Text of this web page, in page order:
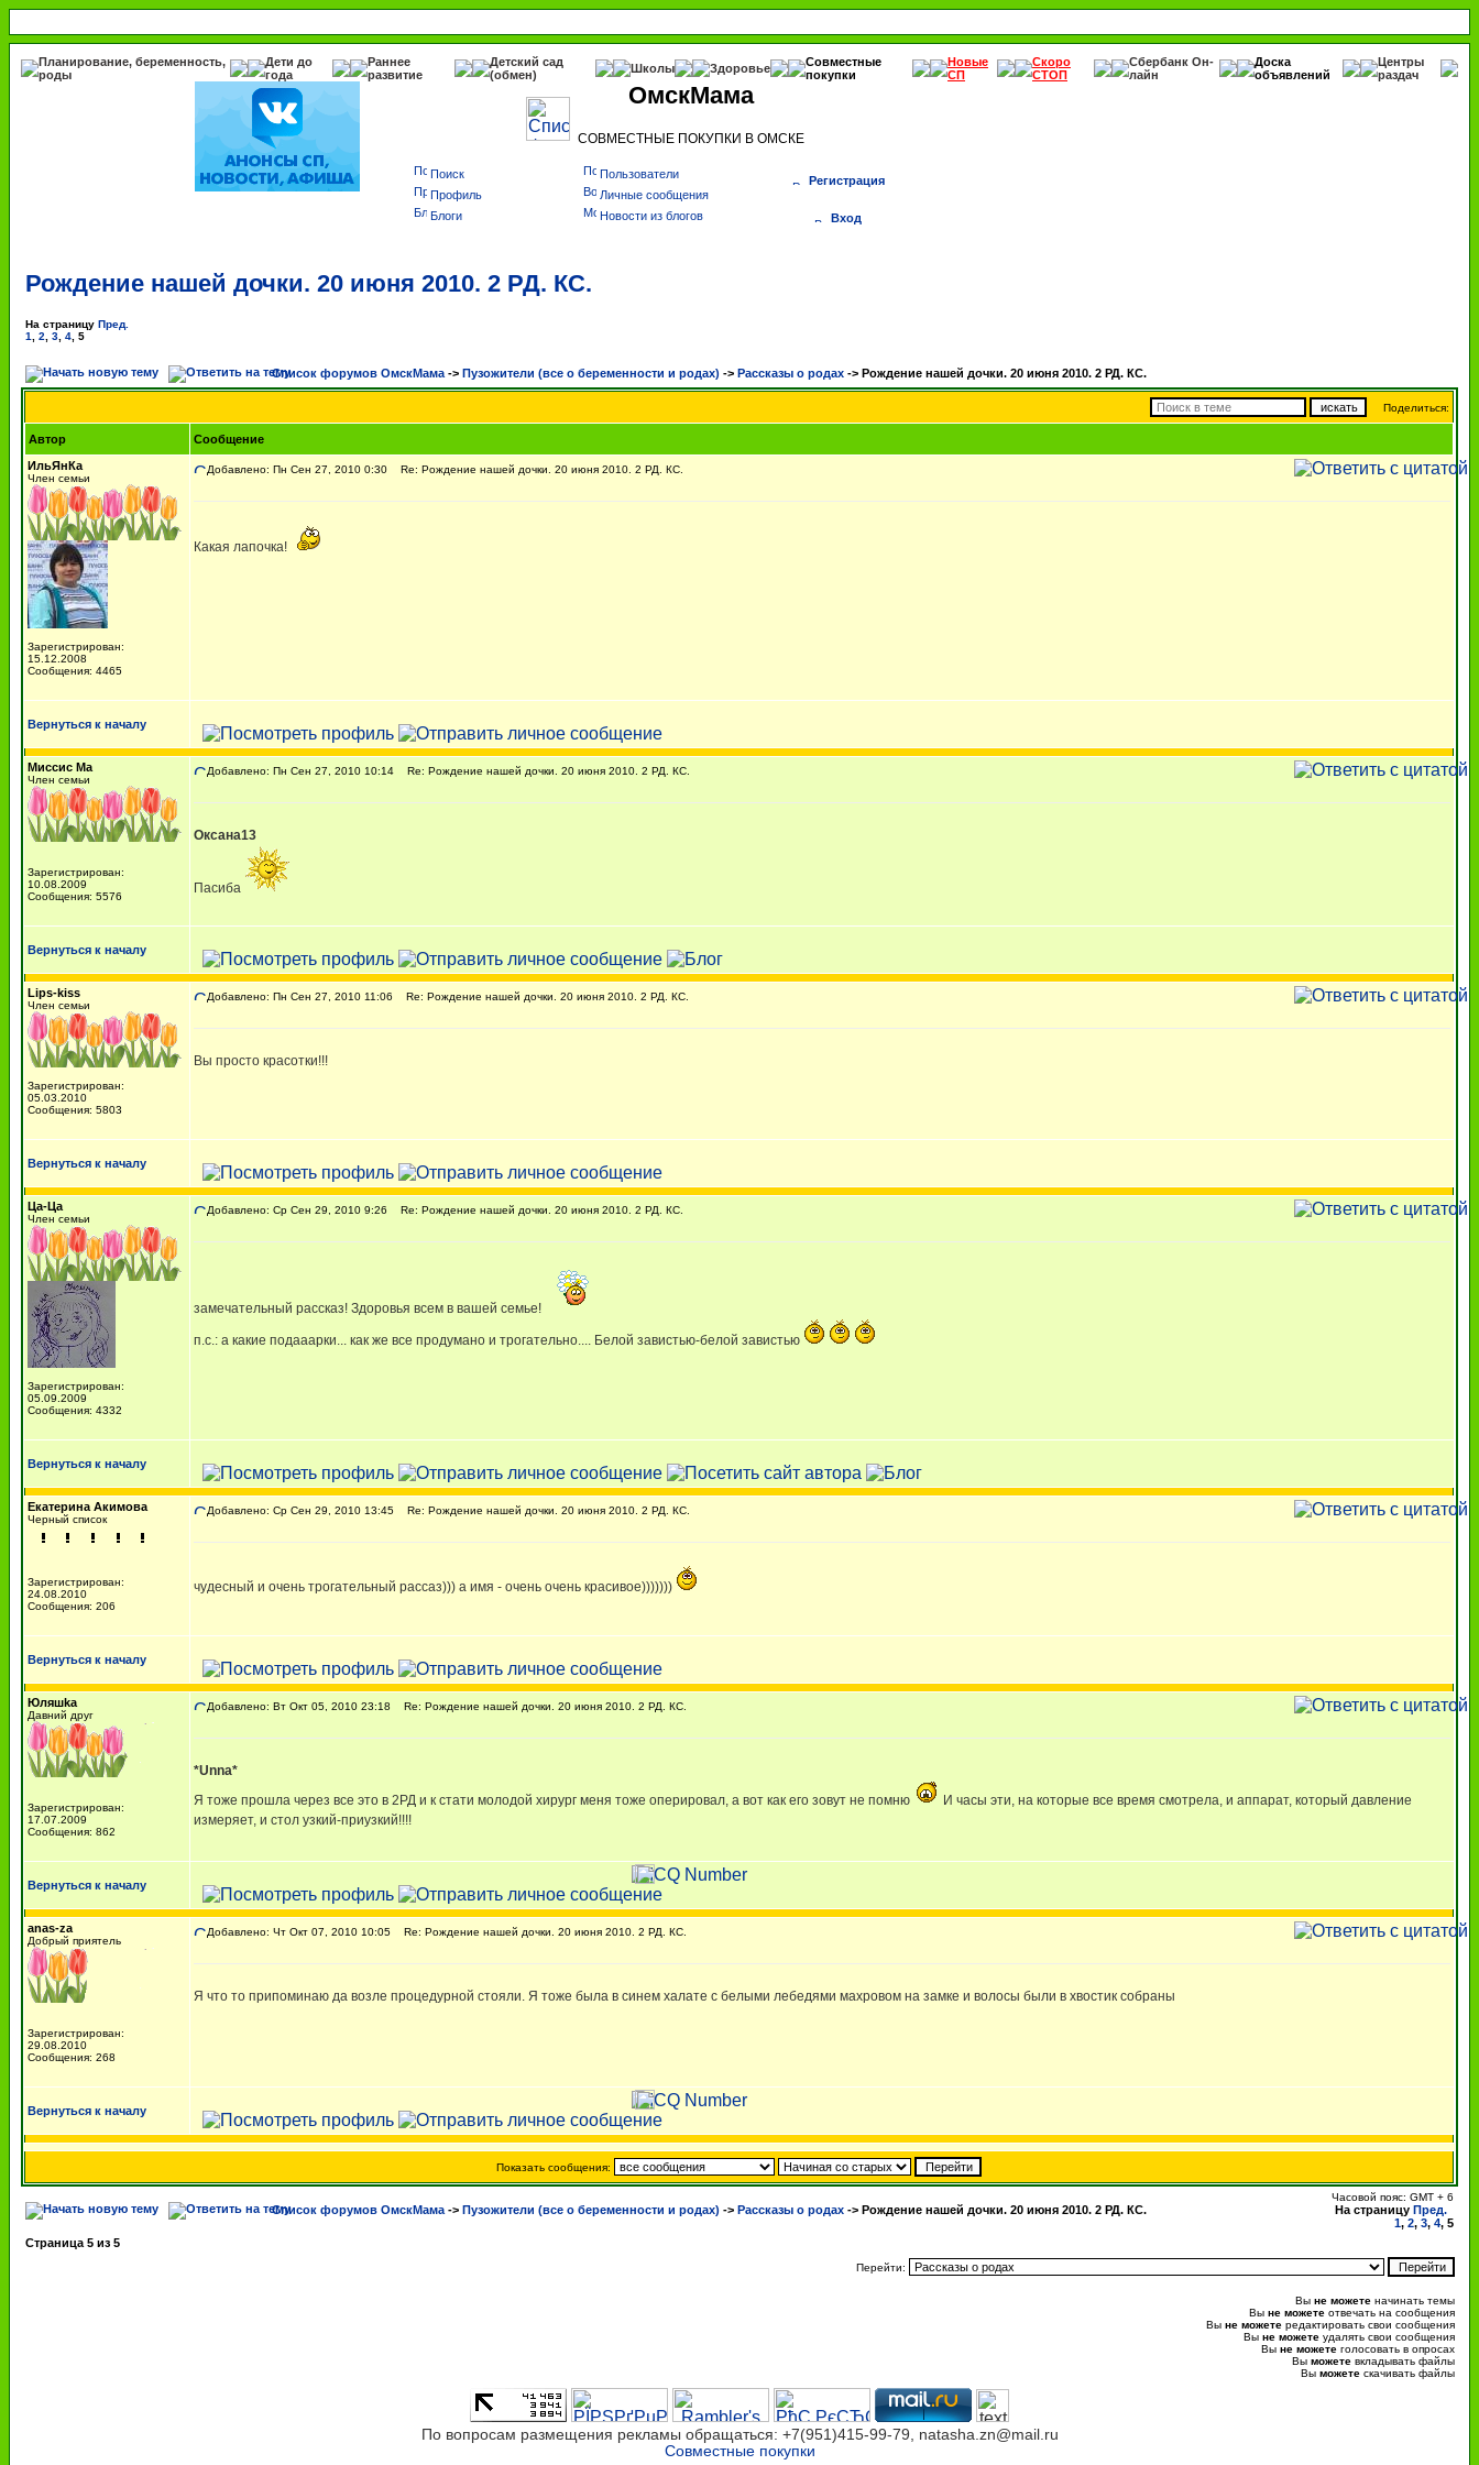
Планирование, беременность,
роды
Дети до
года
Раннее
развитие
Детский сад
(обмен)
Школы Здоровье
Совместные
покупки
Новые
СП
Скоро
СТОП
Сбербанк Он-
лайн
Доска
объявлений
Центры
раздач
ОмскМама
СОВМЕСТНЫЕ ПОКУПКИ В ОМСКЕ
Поиск
Пользователи
Профиль
Личные сообщения
Блоги
Новости из блогов
Регистрация
Вход
Рождение нашей дочки. 20 июня 2010. 2 РД. КС.
На страницу Пред.
1
2 3 4 5
Список форумов ОмскМама -> Пузожители (все о беременности и родах) -> Рассказы о родах -> Рождение нашей дочки. 20 июня 2010. 2 РД. КС.
Поделиться:
Автор
Сообщение
ИльЯнКа
Член семьи
Зарегистрирован:
15.12.2008
Сообщения: 4465
Добавлено: Пн Сен 27, 2010 0:30 Re: Рождение нашей дочки. 20 июня 2010. 2 РД. КС.
Какая лапочка!
Вернуться к началу
Миссис Ма
Член семьи
Зарегистрирован:
10.08.2009
Сообщения: 5576
Добавлено: Пн Сен 27, 2010 10:14 Re: Рождение нашей дочки. 20 июня 2010. 2 РД. КС.
Оксана13
Пасиба
Вернуться к началу
Lips-kiss
Член семьи
Зарегистрирован:
05.03.2010
Сообщения: 5803
Добавлено: Пн Сен 27, 2010 11:06 Re: Рождение нашей дочки. 20 июня 2010. 2 РД. КС.
Вы просто красотки!!!
Вернуться к началу
Ца-Ца
Член семьи
Зарегистрирован:
05.09.2009
Сообщения: 4332
Добавлено: Ср Сен 29, 2010 9:26 Re: Рождение нашей дочки. 20 июня 2010. 2 РД. КС.
замечательный рассказ! Здоровья всем в вашей семье!
п.с.: а какие подааарки... как же все продумано и трогательно.... Белой завистью-белой завистью
Вернуться к началу
Екатерина Акимова
Черный список
Зарегистрирован:
24.08.2010
Сообщения: 206
Добавлено: Ср Сен 29, 2010 13:45 Re: Рождение нашей дочки. 20 июня 2010. 2 РД. КС.
чудесный и очень трогательный рассаз))) а имя - очень очень красивое)))))))
Вернуться к началу
Юляшkа
Давний друг
Зарегистрирован:
17.07.2009
Сообщения: 862
Добавлено: Вт Окт 05, 2010 23:18 Re: Рождение нашей дочки. 20 июня 2010. 2 РД. КС.
*Unna*
Я тоже прошла через все это в 2РД и к стати молодой хирург меня тоже оперировал, а вот как его зовут не помню
И часы эти, на которые все время смотрела, и аппарат, который давление
измеряет, и стол узкий-приузкий!!!!
Вернуться к началу
anas-za
Добрый приятель
Зарегистрирован:
29.08.2010
Сообщения: 268
Добавлено: Чт Окт 07, 2010 10:05 Re: Рождение нашей дочки. 20 июня 2010. 2 РД. КС.
Я что то припоминаю да возле процедурной стояли. Я тоже была в синем халате с белыми лебедями махровом на замке и волосы были в хвостик собраны
Вернуться к началу
Показать сообщения:
Список форумов ОмскМама -> Пузожители (все о беременности и родах) -> Рассказы о родах -> Рождение нашей дочки. 20 июня 2010. 2 РД. КС.
Часовой пояс: GMT + 6
На страницу Пред.
1, 2, 3, 4, 5
Страница 5 из 5
Перейти:
Вы не можете начинать темы
Вы не можете отвечать на сообщения
Вы не можете редактировать свои сообщения
Вы не можете удалять свои сообщения
Вы не можете голосовать в опросах
Вы можете вкладывать файлы
Вы можете скачивать файлы
По вопросам размещения рекламы обращаться: +7(951)415-99-79, natasha.zn@mail.ru
Совместные покупки